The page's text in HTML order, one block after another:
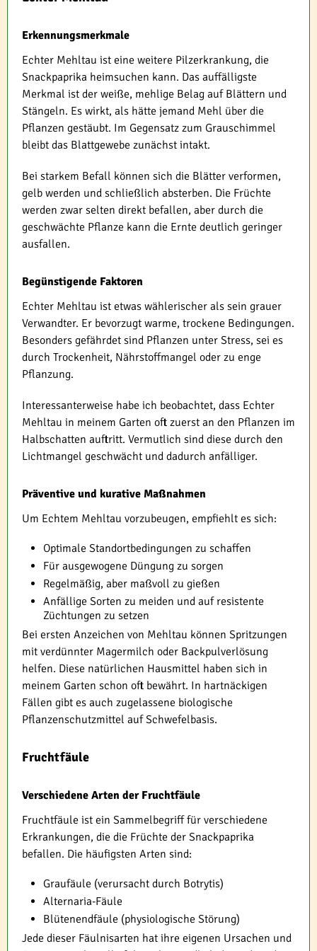
Erkennungsmerkmale
Echter Mehltau ist eine weitere Pilzerkrankung, die
Snackpaprika heimsuchen kann. Das auffälligste
Merkmal ist der weiße, mehlige Belag auf Blättern und
Stängeln. Es wirkt, als hätte jemand Mehl über die
Pflanzen gestäubt. Im Gegensatz zum Grauschimmel
bleibt das Blattgewebe zunächst intakt.
Bei starkem Befall können sich die Blätter verformen,
gelb werden und schließlich absterben. Die Früchte
werden zwar selten direkt befallen, aber durch die
geschwächte Pflanze kann die Ernte deutlich geringer
ausfallen.
Begünstigende Faktoren
Echter Mehltau ist etwas wählerischer als sein grauer
Verwandter. Er bevorzugt warme, trockene Bedingungen.
Besonders gefährdet sind Pflanzen unter Stress, sei es
durch Trockenheit, Nährstoffmangel oder zu enge
Pflanzung.
Interessanterweise habe ich beobachtet, dass Echter
Mehltau in meinem Garten oft zuerst an den Pflanzen im
Halbschatten auftritt. Vermutlich sind diese durch den
Lichtmangel geschwächt und dadurch anfälliger.
Präventive und kurative Maßnahmen
Um Echtem Mehltau vorzubeugen, empfiehlt es sich:
Optimale Standortbedingungen zu schaffen
Für ausgewogene Düngung zu sorgen
Regelmäßig, aber maßvoll zu gießen
Anfällige Sorten zu meiden und auf resistente
Züchtungen zu setzen
Bei ersten Anzeichen von Mehltau können Spritzungen
mit verdünnter Magermilch oder Backpulverlösung
helfen. Diese natürlichen Hausmittel haben sich in
meinem Garten schon oft bewährt. In hartnäckigen
Fällen gibt es auch zugelassene biologische
Pflanzenschutzmittel auf Schwefelbasis.
Fruchtfäule
Verschiedene Arten der Fruchtfäule
Fruchtfäule ist ein Sammelbegriff für verschiedene
Erkrankungen, die die Früchte der Snackpaprika
befallen. Die häufigsten Arten sind:
Graufäule (verursacht durch Botrytis)
Alternaria-Fäule
Blütenendfäule (physiologische Störung)
Jede dieser Fäulnisarten hat ihre eigenen Ursachen und